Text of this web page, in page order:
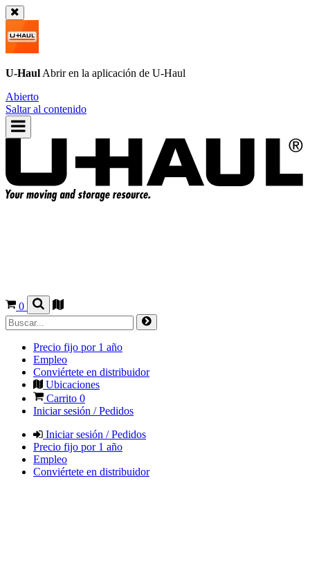
U-Haul Abrir en la aplicación de U-Haul
Abierto
Saltar al contenido
0
Precio fijo por 1 año
Empleo
Conviértete en distribuidor
Ubicaciones
Carrito 0
Iniciar sesión / Pedidos
Iniciar sesión / Pedidos
Precio fijo por 1 año
Empleo
Conviértete en distribuidor